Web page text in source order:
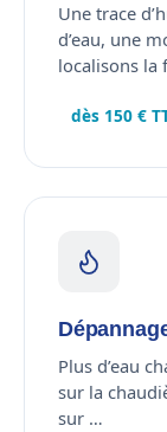
Une trace
d’eau, une
localisons la
dès 150 €
Plus d’eau
sur la
sur …